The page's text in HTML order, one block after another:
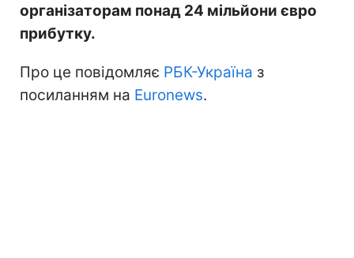
організаторам понад 24 мільйони євро
прибутку.
Про це повідомляє РБК-Україна з
посиланням на Euronews.